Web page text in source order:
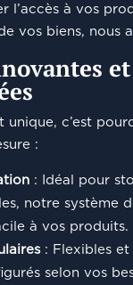
l’accès à vos
vos biens, nous
et
unique, c’est
:
: Idéal pour
notre système
à vos produits.
: Flexibles et
selon vos